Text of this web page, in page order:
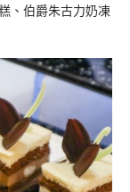
、伯爵朱古力奶凍